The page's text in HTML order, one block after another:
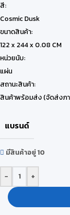
สี:
Cosmic Dusk
ขนาดสินค้า:
122 x 244 x 0.08 CM
หน่วยนับ:
แผ่น
สถานะสินค้า:
สินค้าพร้อมส่ง (จัดส่งภ
แบรนด์
มีสินค้าอยู่ 10
-
+